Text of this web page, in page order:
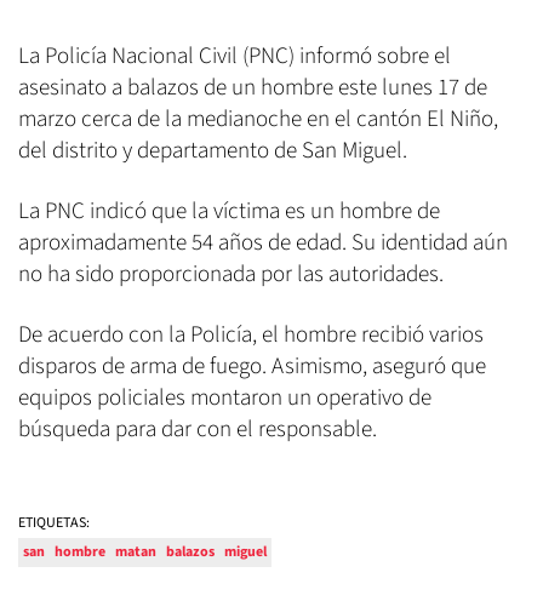
La Policía Nacional Civil (PNC) informó sobre el
asesinato a balazos de un hombre este lunes 17 de
marzo cerca de la medianoche en el cantón El Niño,
del distrito y departamento de San Miguel.
La PNC indicó que la víctima es un hombre de
aproximadamente 54 años de edad. Su identidad aún
no ha sido proporcionada por las autoridades.
De acuerdo con la Policía, el hombre recibió varios
disparos de arma de fuego. Asimismo, aseguró que
equipos policiales montaron un operativo de
búsqueda para dar con el responsable.
ETIQUETAS:
san hombre matan balazos miguel